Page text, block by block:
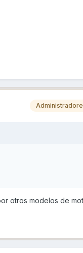
otros modelos de